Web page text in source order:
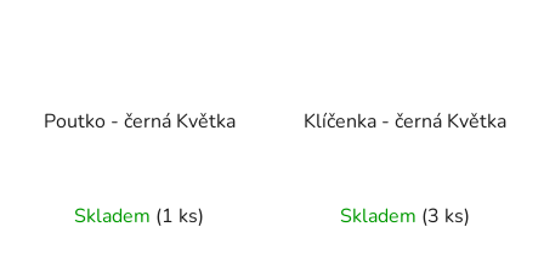
Poutko - černá Květka
Skladem (1 ks)
Klíčenka - černá Květka
Skladem (3 ks)